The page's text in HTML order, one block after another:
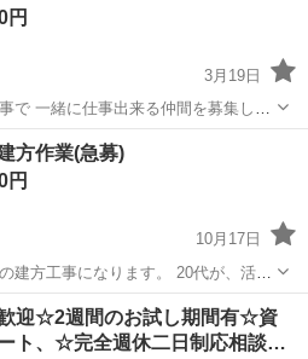
円
3月19日
で 一緒に仕事出来る仲間を募集して
;)
鳶職 配管工
方作業(急募)
円
10月17日
になります。 20代が、活躍
おりま
迎☆2週間のお試し期間有☆資
ト、☆完全週休二日制応相談…